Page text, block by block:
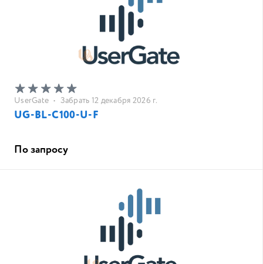
UserGate • Забрать 12 декабря 2026 г.
UG-BL-C100-U-F
По запросу